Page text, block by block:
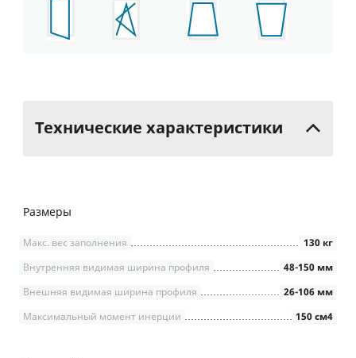
Технические характеристики
Размеры
130 кг
Макс. вес заполнения
48-150 мм
Внутренняя видимая ширина профиля
26-106 мм
Внешняя видимая ширина профиля
150 см4
Максимальный момент инерции